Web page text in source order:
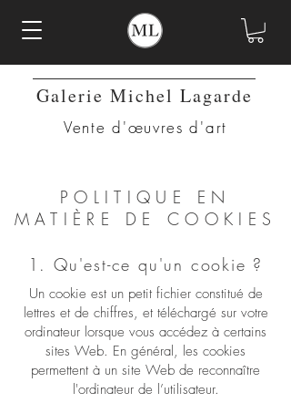
Galerie Michel Lagarde
Vente d'œuvres d'art
POLITIQUE EN
MATIÈRE DE COOKIES
1. Qu'est-ce qu'un cookie ?
Un cookie est un petit fichier constitué de
lettres et de chiffres, et téléchargé sur votre
ordinateur lorsque vous accédez à certains
sites Web. En général, les cookies
permettent à un site Web de reconnaître
l'ordinateur de l’utilisateur.